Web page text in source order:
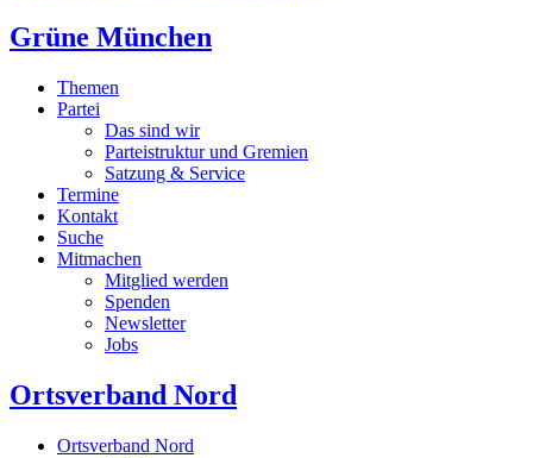
Grüne München
Themen
Partei
Das sind wir
Parteistruktur und Gremien
Satzung & Service
Termine
Kontakt
Suche
Mitmachen
Mitglied werden
Spenden
Newsletter
Jobs
Ortsverband Nord
Ortsverband Nord